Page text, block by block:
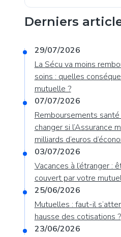
Derniers
29/07/2026
La Sécu va moins
soins : quelles
mutuelle ?
07/07/2026
Remboursements
changer si l’Assurance
milliards d’euros
03/07/2026
Vacances à l’étranger :
couvert par votre
25/06/2026
Mutuelles : faut-il
hausse des cotisations ?
23/06/2026